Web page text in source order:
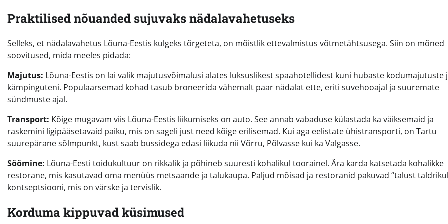
Praktilised nõuanded sujuvaks nädalavahetuseks
Selleks, et nädalavahetus Lõuna-Eestis kulgeks tõrgeteta, on mõistlik ettevalmistus võtmetähtsusega. Siin on mõned
soovitused, mida meeles pidada:
Majutus: Lõuna-Eestis on lai valik majutusvõimalusi alates luksuslikest spaahotellidest kuni hubaste kodumajutuste
kämpinguteni. Populaarsemad kohad tasub broneerida vähemalt paar nädalat ette, eriti suvehooajal ja suuremate
sündmuste ajal.
Transport: Kõige mugavam viis Lõuna-Eestis liikumiseks on auto. See annab vabaduse külastada ka väiksemaid ja
raskemini ligipääsetavaid paiku, mis on sageli just need kõige erilisemad. Kui aga eelistate ühistransporti, on Tartu
suurepärane sõlmpunkt, kust saab bussidega edasi liikuda nii Võrru, Põlvasse kui ka Valgasse.
Söömine: Lõuna-Eesti toidukultuur on rikkalik ja põhineb suuresti kohalikul toorainel. Ära karda katsetada kohalikke
restorane, mis kasutavad oma menüüs metsaande ja talukaupa. Paljud mõisad ja restoranid pakuvad “talust
kontseptsiooni, mis on värske ja tervislik.
Korduma kippuvad küsimused